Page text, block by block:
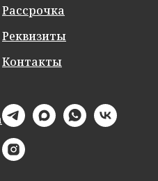
Рассрочка
Реквизиты
Контакты